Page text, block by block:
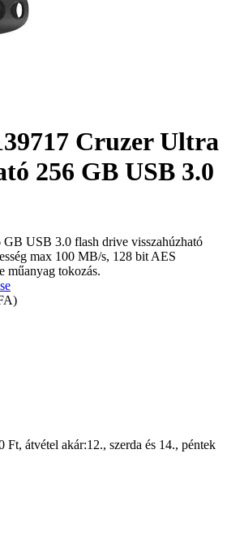
Cruzer Ultra
256 GB USB 3.0
USB 3.0 flash drive visszahúzható
max 100 MB/s, 128 bit AES
műanyag tokozás.
Ft, átvétel akár:12., szerda és 14., péntek